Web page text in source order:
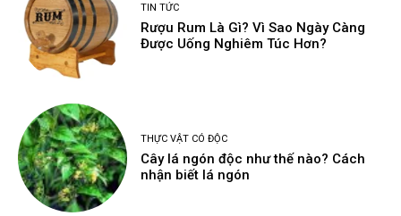
TIN TỨC
Rượu Rum Là Gì? Vì Sao Ngày Càng
Được Uống Nghiêm Túc Hơn?
THỰC VẬT CÓ ĐỘC
Cây lá ngón độc như thế nào? Cách
nhận biết lá ngón